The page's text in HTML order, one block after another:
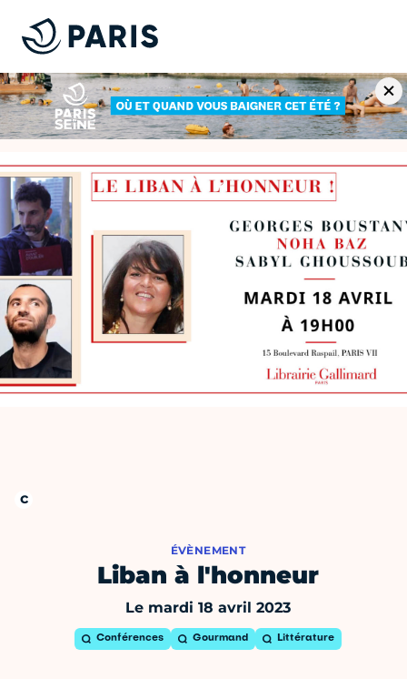
ÉVÈNEMENT
Liban à l'honneur
Le mardi 18 avril 2023
Conférences Gourmand Littérature